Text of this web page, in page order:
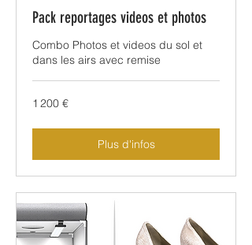
Pack reportages videos et photos
Combo Photos et videos du sol et
dans les airs avec remise
1 200
euros
1 200 €
Plus d'infos